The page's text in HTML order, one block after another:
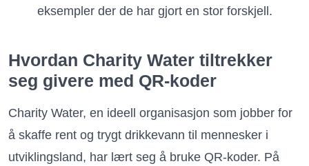
eksempler der de har gjort en stor forskjell.
Hvordan Charity Water tiltrekker
seg givere med QR-koder
Charity Water, en ideell organisasjon som jobber for
å skaffe rent og trygt drikkevann til mennesker i
utviklingsland, har lært seg å bruke QR-koder. På